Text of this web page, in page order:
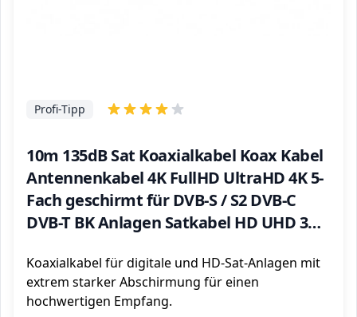
10m 135dB Sat Koaxialkabel Koax Kabel
Antennenkabel 4K FullHD UltraHD 4K 5-
Fach geschirmt für DVB-S / S2 DVB-C
DVB-T BK Anlagen Satkabel HD UHD 3D
dB CCS
Profi-Tipp
Koaxialkabel für digitale und HD-Sat-Anlagen mit
extrem starker Abschirmung für einen
hochwertigen Empfang.